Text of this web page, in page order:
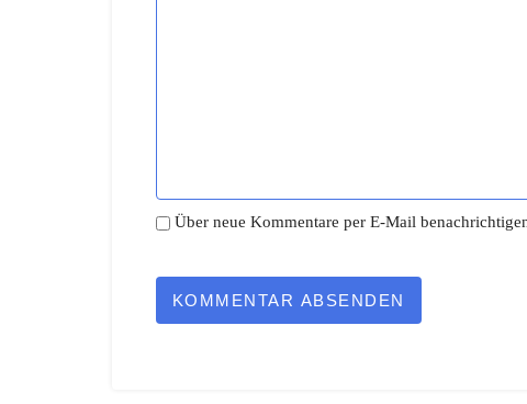
Über neue Kommentare per E-Mail
KOMMENTAR ABSENDEN